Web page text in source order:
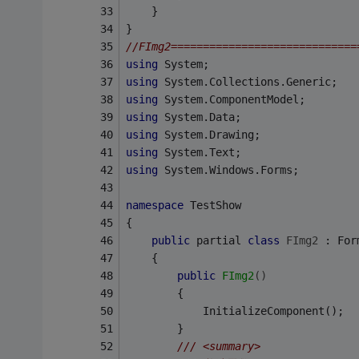
    }
}
//
using System;
using System.Collections.Generic;
using System.ComponentModel;
using System.Data;
using System.Drawing;
using System.Text;
using System.Windows.Forms;
namespace TestShow
{
public partial class FImg2 :
    {
public FImg2 ()
        {
            InitializeComponent();
        }
/// <summary>